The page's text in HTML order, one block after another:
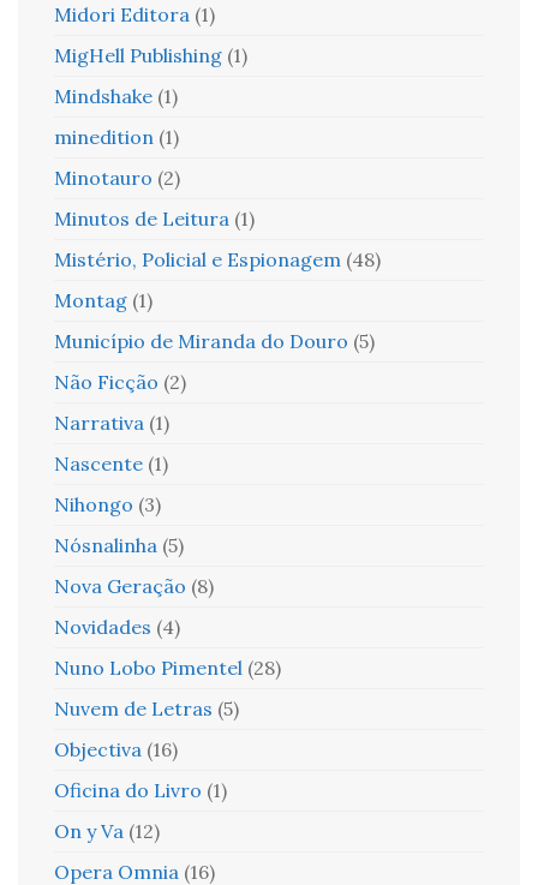
Midori Editora (1)
MigHell Publishing (1)
Mindshake (1)
minedition (1)
Minotauro (2)
Minutos de Leitura (1)
Mistério, Policial e Espionagem (48)
Montag (1)
Município de Miranda do Douro (5)
Não Ficção (2)
Narrativa (1)
Nascente (1)
Nihongo (3)
Nósnalinha (5)
Nova Geração (8)
Novidades (4)
Nuno Lobo Pimentel (28)
Nuvem de Letras (5)
Objectiva (16)
Oficina do Livro (1)
On y Va (12)
Opera Omnia (16)